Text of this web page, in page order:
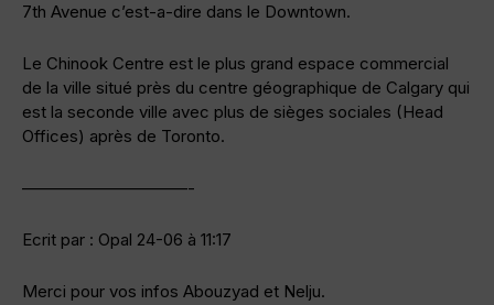
7th Avenue c’est-a-dire dans le Downtown.
Le Chinook Centre est le plus grand espace commercial
de la ville situé près du centre géographique de Calgary qui
est la seconde ville avec plus de sièges sociales (Head
Offices) après de Toronto.
——————————-
Ecrit par : Opal 24-06 à 11:17
Merci pour vos infos Abouzyad et Nelju.